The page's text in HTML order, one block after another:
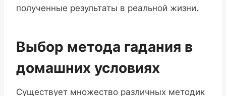
полученные результаты в реальной жизни.
Выбор метода гадания в
домашних условиях
Существует множество различных методик